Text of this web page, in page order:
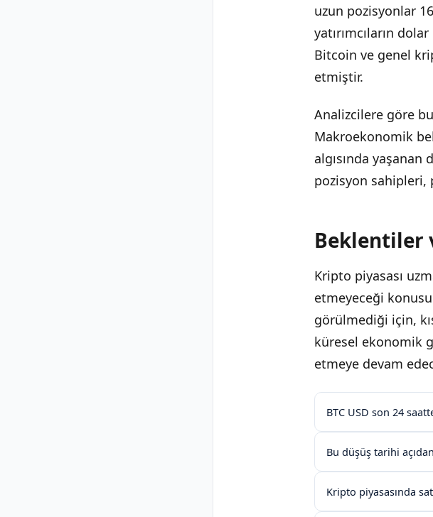
uzun pozisyonlar
yatırımcıların
Bitcoin ve genel
etmiştir.
Analizcilere göre
Makroekonomik
algısında
pozisyon sahipleri,
Beklentiler
Kripto piyasası
etmeyeceği
görülmediği için,
küresel ekonomik
etmeye devam
BTC USD son 24
Bu düşüş tarihi
Kripto piyasasında